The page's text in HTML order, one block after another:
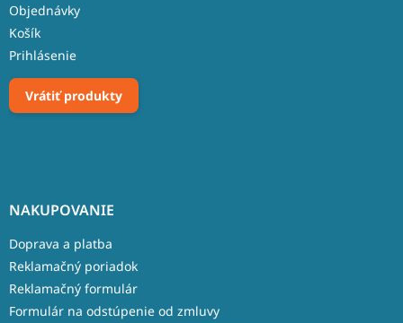
Objednávky
Košík
Prihlásenie
Vrátiť produkty
NAKUPOVANIE
Doprava a platba
Reklamačný poriadok
Reklamačný formulár
Formulár na odstúpenie od zmluvy